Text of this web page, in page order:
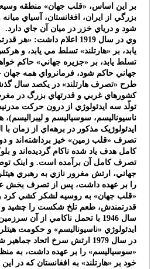
بر اين اساس، «قلب جهان» منطقه
بزرگي از ايران، افغانستان، آسياي
شود و درياي خزر در ميان آن جاي دارد.
وي در سال 1919 اعلام
يابد، بر «هارتلند» تسلط مي يابد، و
تسلط يابد، بر «جزيره جهاني» حاکم
جهاني حاکم شود، فرمانرواي همه جهان
طرح «تصرف هارتلند» در يکصد سال
کشورهاي غربي و قدرتهاي بزرگ در
تولّد سه ايدئولوژي از درون حرکت
ناسيوناليسم، سوسياليسم و
ايدئولوژيک مذکور در برهه‌اي از زمان با
تصرف «قلب زمين» خيز برداشته‌اند و
کامل هدف ياد شده ناکام گرديده‌اند و
تصرف کامل آن برآمده است. و اينک
جهاني، ارتش مغرور نازي به رهبري
را بر عهده داشت، پس از تصرف بخش
«قلب جهان» به روسيه لشکر کشي کرد
قدرتمندش، طعم تلخ شکست را چشيد و
سال 1946 با تحمل ناکامي از آن
ايدئولوژي «ناسيوناليسم» و حکومت
در سال 1979 ارتش سرخ اتحاد
«سوسياليسم» را بر عهده داشت، به
خود بر «هارتلند» به افغانستان که در